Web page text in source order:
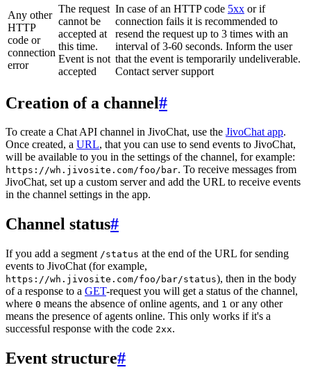
Any other
HTTP
code or
connection
error
The request
cannot be
accepted at
this time.
Event is not
accepted
In case of an HTTP code 5xx or if
connection fails it is recommended to
resend the request up to 3 times with an
interval of 3-60 seconds. Inform the user
that the event is temporarily undeliverable.
Contact server support
Creation of a channel#
To create a Chat API channel in JivoChat, use the JivoChat app.
Once created, a URL, that you can use to send events to JivoChat,
will be available to you in the settings of the channel, for example:
https://wh.jivosite.com/foo/bar. To receive messages from
JivoChat, set up a custom server and add the URL to receive events
in the channel settings in the app.
Channel status#
If you add a segment /status at the end of the URL for sending
events to JivoChat (for example,
https://wh.jivosite.com/foo/bar/status), then in the body
of a response to a GET-request you will get a status of the channel,
where 0 means the absence of online agents, and 1 or any other
means the presence of agents online. This only works if it's a
successful response with the code 2xx.
Event structure#